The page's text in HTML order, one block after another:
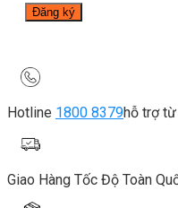
Hotline 1800 8379hỗ trợ
Giao Hàng Tốc Độ Toàn